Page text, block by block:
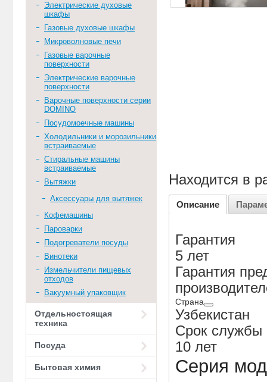
Электрические духовые
шкафы
Газовые духовые шкафы
Микроволновые печи
Газовые варочные
поверхности
Электрические варочные
поверхности
Варочные поверхности серии
DOMINO
Посудомоечные машины
Холодильники и морозильники
встраиваемые
Стиральные машины
встраиваемые
Вытяжки
Аксессуары для вытяжек
Кофемашины
Пароварки
Подогреватели посуды
Винотеки
Измельчители пищевых
отходов
Вакуумный упаковщик
Отдельностоящая
техника
Посуда
Бытовая химия
Находится в
Описание
Гарантия
5 лет
Гарантия
Страна
Узбекистан
Срок службы
10 лет
Серия